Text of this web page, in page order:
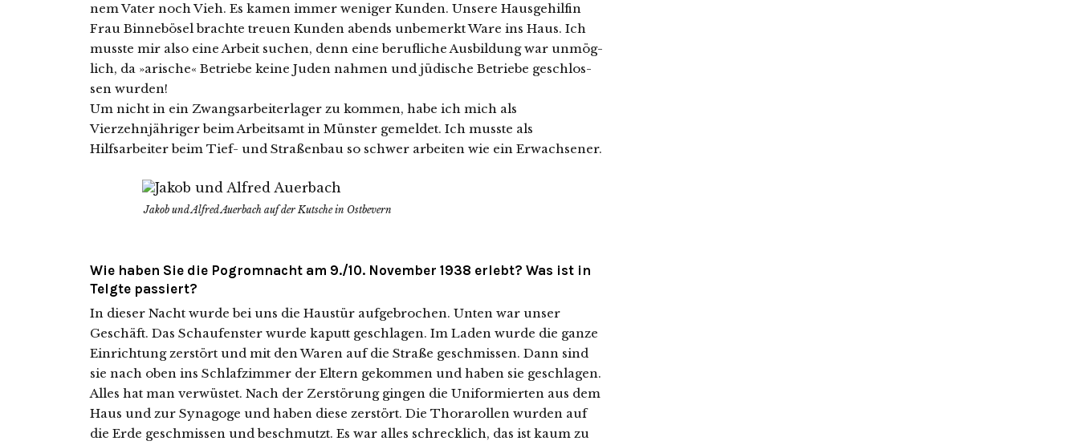
nem Vater noch Vieh. Es kamen immer weni­ger Kunden. Unsere Hausgehilfin
Frau Binnebösel brach­te treu­en Kunden abends unbe­merkt Ware ins Haus. Ich
muss­te mir also eine Arbeit suchen, denn eine beruf­li­che Ausbildung war unmög­
lich, da »ari­sche« Betriebe kei­ne Juden nah­men und jüdi­sche Betriebe geschlos­
sen wurden!
Um nicht in ein Zwangsarbeiterlager zu kom­men, habe ich mich als
Vierzehnjähriger beim Arbeitsamt in Münster gemel­det. Ich muss­te als
Hilfsarbeiter beim Tief- und Straßenbau so schwer arbei­ten wie ein Erwachsener.
Jakob und Alfred Auerbach auf der Kutsche in Ostbevern
Wie haben Sie die Pogromnacht am 9./10. November 1938 erlebt? Was ist in
Telgte passiert?
In die­ser Nacht wur­de bei uns die Haustür auf­ge­bro­chen. Unten war unser
Geschäft. Das Schaufenster wur­de kaputt geschla­gen. Im Laden wur­de die gan­ze
Einrichtung zer­stört und mit den Waren auf die Straße geschmis­sen. Dann sind
sie nach oben ins Schlafzimmer der Eltern gekom­men und haben sie geschla­gen.
Alles hat man ver­wüs­tet. Nach der Zerstörung gin­gen die Uniformierten aus dem
Haus und zur Synagoge und haben die­se zer­stört. Die Thorarollen wur­den auf
die Erde geschmis­sen und beschmutzt. Es war alles schreck­lich, das ist kaum zu